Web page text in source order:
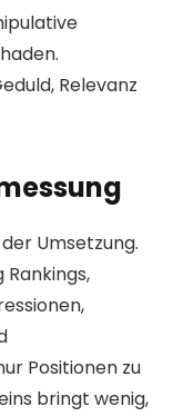
Relevanz
Umsetzung.
Rankings,
Positionen zu
bringt wenig,